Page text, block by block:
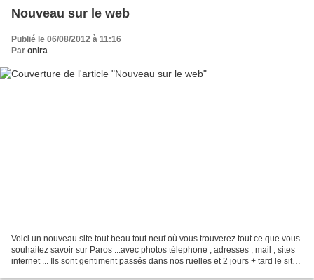
Nouveau sur le web
Publié le 06/08/2012 à 11:16
Par onira
Voici un nouveau site tout beau tout neuf où vous trouverez tout ce que vous
souhaitez savoir sur Paros ...avec photos télephone , adresses , mail , sites
internet ... Ils sont gentiment passés dans nos ruelles et 2 jours + tard le site